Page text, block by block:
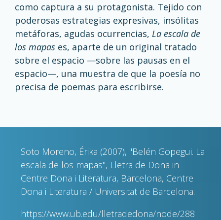
como captura a su protagonista. Tejido con
poderosas estrategias expresivas, insólitas
metáforas, agudas ocurrencias, La escala de
los mapas es, aparte de un original tratado
sobre el espacio —sobre las pausas en el
espacio—, una muestra de que la poesía no
precisa de poemas para escribirse.
Soto Moreno, Érika (2007), "Belén Gopegui. La
escala de los mapas", Lletra de Dona in
Centre Dona i Literatura, Barcelona, Centre
Dona i Literatura / Universitat de Barcelona.
https://www.ub.edu/lletradedona/node/288